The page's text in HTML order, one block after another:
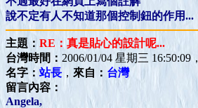
說不定有人不知道那個控制鈕的作用...
主題：RE：真是貼心的設計呢...
台灣時間： 2006/01/04 星期三 16:50:09，
名字： 站長 ， 來自： 台灣
留言內容：
Angela,